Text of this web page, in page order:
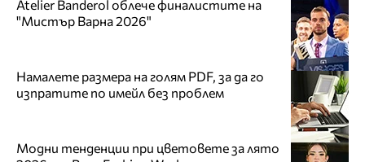
Atelier Banderol облече финалистите на
"Мистър Варна 2026"
Намалете размера на голям PDF, за да го
изпратите по имейл без проблем
Модни тенденции при цветовете за лято